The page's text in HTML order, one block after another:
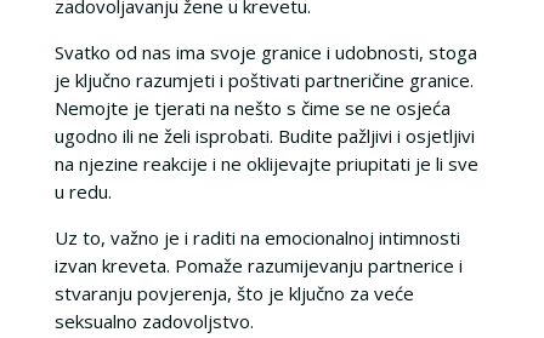
zadovoljavanju žene u krevetu.
Svatko od nas ima svoje granice i udobnosti, stoga
je ključno razumjeti i poštivati ​​partneričine granice.
Nemojte je tjerati na nešto s čime se ne osjeća
ugodno ili ne želi isprobati. Budite pažljivi i osjetljivi
na njezine reakcije i ne oklijevajte priupitati je li sve
u redu.
Uz to, važno je i raditi na emocionalnoj intimnosti
izvan kreveta. Pomaže razumijevanju partnerice i
stvaranju povjerenja, što je ključno za veće
seksualno zadovoljstvo.